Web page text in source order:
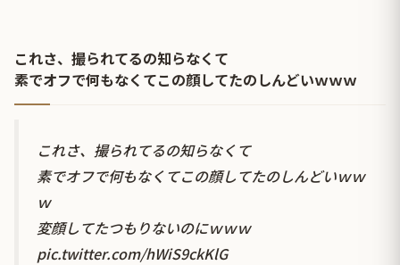
これさ、撮られてるの知らなくて
素でオフで何もなくてこの顔してたのしんどいｗｗｗ
これさ、撮られてるの知らなくて
素でオフで何もなくてこの顔してたのしんどいｗｗ
ｗ
変顔してたつもりないのにｗｗｗ
pic.twitter.com/hWiS9ckKlG